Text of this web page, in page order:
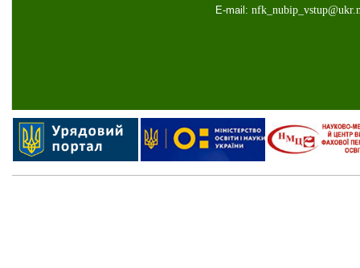
E-mail: nfk_ nubip_ vstup@ukr.